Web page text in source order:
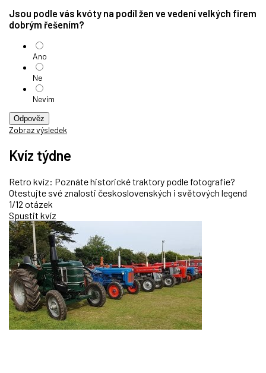
Jsou podle vás kvóty na podíl žen ve vedení velkých firem
dobrým řešením?
Ano
Ne
Nevím
Odpověz
Zobraz výsledek
Kvíz týdne
Retro kvíz: Poznáte historické traktory podle fotografie?
Otestujte své znalosti československých i světových legend
1/12 otázek
Spustit kvíz